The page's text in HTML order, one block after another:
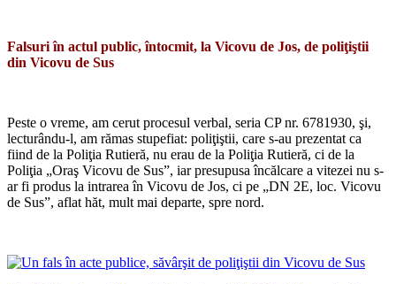
Falsuri în actul public, întocmit, la Vicovu de Jos, de poliţiştii
din Vicovu de Sus
Peste o vreme, am cerut procesul verbal, seria CP nr. 6781930, şi,
lecturându-l, am rămas stupefiat: poliţiştii, care s-au prezentat ca
fiind de la Poliţia Rutieră, nu erau de la Poliţia Rutieră, ci de la
Poliţia „Oraş Vicovu de Sus”, iar presupusa încălcare a vitezei nu s-
ar fi produs la intrarea în Vicovu de Jos, ci pe „DN 2E, loc. Vicovu
de Sus”, aflat hăt, mult mai departe, spre nord.